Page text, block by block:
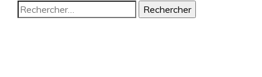
Rechercher :